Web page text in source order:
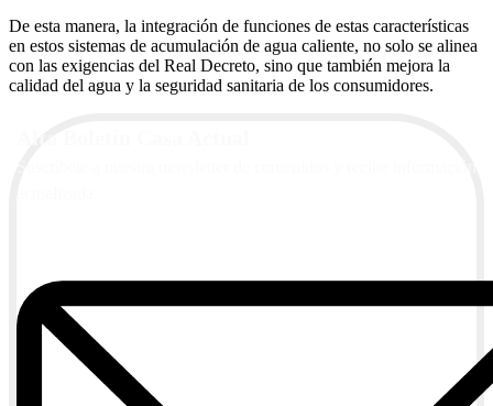
De esta manera, la integración de funciones de estas características
en estos sistemas de acumulación de agua caliente, no solo se alinea
con las exigencias del Real Decreto, sino que también mejora la
calidad del agua y la seguridad sanitaria de los consumidores.